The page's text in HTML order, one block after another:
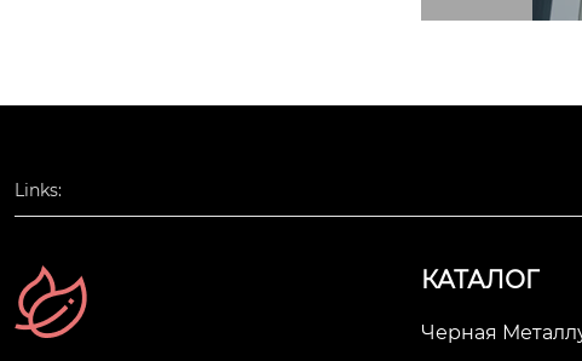
Links:
КАТАЛОГ
Черная